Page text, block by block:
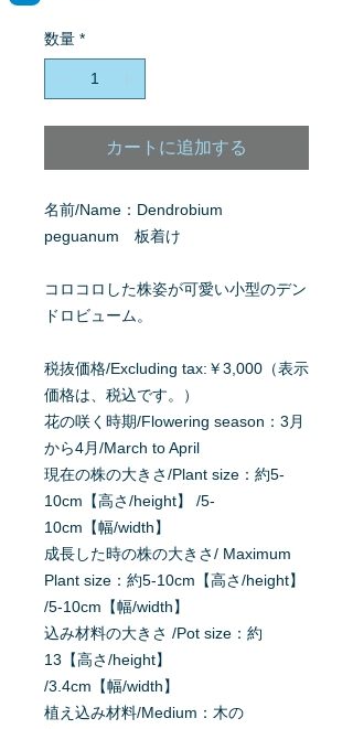
数量 *
カートに追加する
名前/Name：Dendrobium
peguanum 板着け
コロコロした株姿が可愛い小型のデン
ドロビューム。
税抜価格/Excluding tax:￥3,000（表示
価格は、税込です。）
花の咲く時期/Flowering season：3月
から4月/March to April
現在の株の大きさ/Plant size：約5-
10cm【高さ/height】 /5-
10cm【幅/width】
成長した時の株の大きさ/ Maximum
Plant size：約5-10cm【高さ/height】
/5-10cm【幅/width】
込み材料の大きさ /Pot size：約
13【高さ/height】
/3.4cm【幅/width】
植え込み材料/Medium：木の